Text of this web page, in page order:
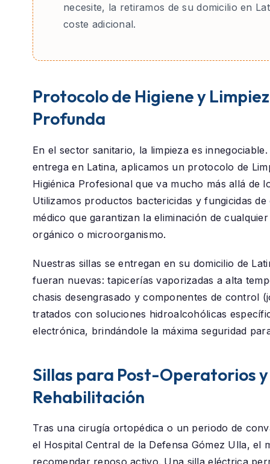
necesite, la retiramos de su domicilio en
coste adicional.
Protocolo de Higiene y
Profunda
En el sector sanitario, la limpieza es
entrega en Latina, aplicamos un protocolo de
Higiénica Profesional que va mucho más allá de
Utilizamos productos bactericidas y fungicidas
médico que garantizan la eliminación de
orgánico o microorganismo.
Nuestras sillas se entregan en su domicilio de
fueran nuevas: tapicerías vaporizadas a alta
chasis desengrasado y componentes de control
tratados con soluciones hidroalcohólicas
electrónica, brindándole la máxima seguridad
Sillas para Post-Operatorios y
Rehabilitación
Tras una cirugía ortopédica o un periodo de
el Hospital Central de la Defensa Gómez Ulla, el